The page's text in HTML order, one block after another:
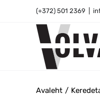
(+372) 501 2369
Avaleht